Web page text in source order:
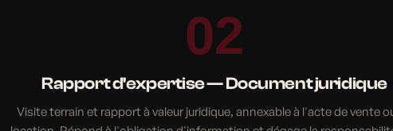
02
Rapport d'expertise — Document juridique
Visite terrain et rapport à valeur juridique, annexable à l'acte de vente